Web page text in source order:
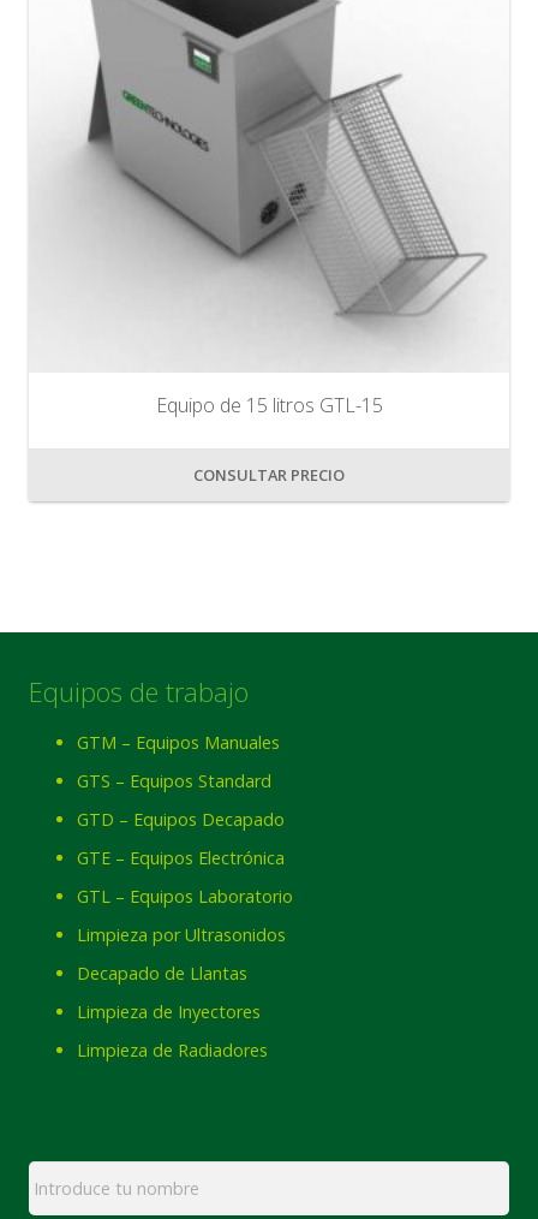
Equipo de 15 litros GTL-15
CONSULTAR PRECIO
Equipos de trabajo
GTM – Equipos Manuales
GTS – Equipos Standard
GTD – Equipos Decapado
GTE – Equipos Electrónica
GTL – Equipos Laboratorio
Limpieza por Ultrasonidos
Decapado de Llantas
Limpieza de Inyectores
Limpieza de Radiadores
Nombre *